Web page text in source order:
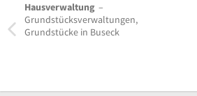
Hausverwaltung –
Grundstücksverwaltungen,
Grundstücke in Buseck